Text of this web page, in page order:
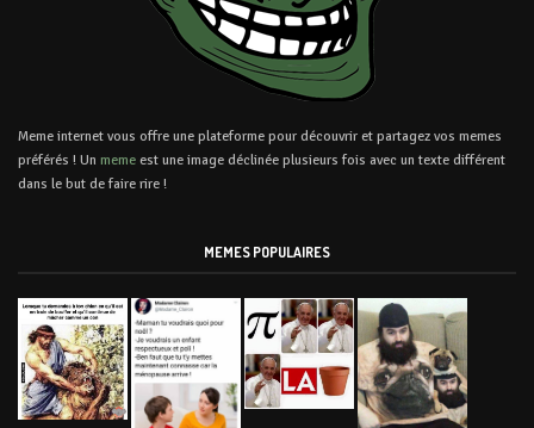
Meme internet vous offre une plateforme pour découvrir et partagez vos memes
préférés ! Un meme est une image déclinée plusieurs fois avec un texte différent
dans le but de faire rire !
MEMES POPULAIRES